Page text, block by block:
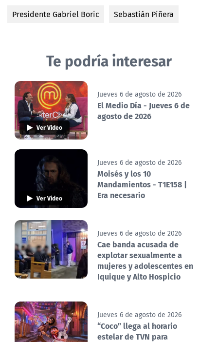
Presidente Gabriel Boric Sebastián Piñera
Te podría interesar
Ver Video
Jueves 6 de agosto de 2026
El Medio Día - Jueves 6 de
agosto de 2026
Ver Video
Jueves 6 de agosto de 2026
Moisés y los 10
Mandamientos - T1E158 |
Era necesario
Jueves 6 de agosto de 2026
Cae banda acusada de
explotar sexualmente a
mujeres y adolescentes en
Iquique y Alto Hospicio
Jueves 6 de agosto de 2026
“Coco” llega al horario
estelar de TVN para